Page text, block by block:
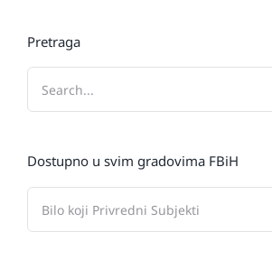
Pretraga
Dostupno u svim gradovima FBiH